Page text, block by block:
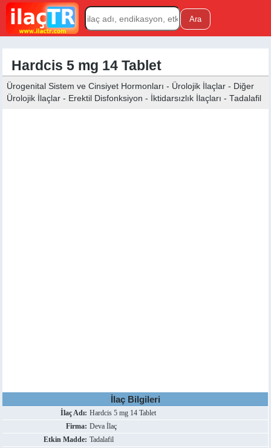
Hardcis 5 mg 14 Tablet
Ürogenital Sistem ve Cinsiyet Hormonları - Ürolojik İlaçlar - Diğer
Ürolojik İlaçlar - Erektil Disfonksiyon - İktidarsızlık İlaçları - Tadalafil
İlaç Bilgileri
İlaç Adı: Hardcis 5 mg 14 Tablet
Firma: Deva İlaç
Etkin Madde: Tadalafil